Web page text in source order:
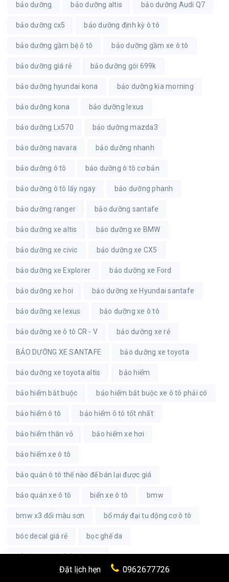
bảo dưỡng bảo dưỡng altis bảo dưỡng Audi Q7
bảo dưỡng cx5 bảo dưỡng định kỳ ô tô
bảo dưỡng gầm bệ ô tô bảo dưỡng gầm xe ô tô
bảo dưỡng giá rẻ bảo dưỡng gói 699k
bảo dưỡng hyundai kona bảo dưỡng kia morning
bảo dưỡng kona bảo dưỡng lexus
bảo dưỡng Lx570 bảo dưỡng mazda3
bảo dưỡng navara bảo dưỡng nhanh
bảo dưỡng ô tô bảo dưỡng ô tô cơ bản
bảo dưỡng ô tô lấy ngay bảo dưỡng phanh
bảo dưỡng ranger bảo dưỡng santafe
bảo dưỡng xe altis bảo dưỡng xe BMW
bảo dưỡng xe civic bảo dưỡng xe CX5
bảo dưỡng xe Explorer bảo dưỡng xe Ford
bảo dưỡng xe hoi bảo dưỡng xe Hyundai santafe
bảo dưỡng xe lexus bảo dưỡng xe ô tô
bảo dưỡng xe ô tô CR - V bảo dưỡng xe rẻ
BẢO DƯỠNG XE SANTAFE bảo dưỡng xe toyota
bảo dưỡng xe toyota altis bảo hiểm
bảo hiểm bắt buộc bảo hiểm bắt buộc xe ô tô phải có
bảo hiểm ô tô bảo hiểm ô tô tốt nhất
bảo hiểm thân vỏ bảo hiểm xe hơi
bảo hiểm xe ô tô
bảo quản ô tô thế nào để bán lại được giá
bảo quản xe ô tô biển xe ô tô bmw
bmw x3 đổi màu sơn bổ máy đại tu động cơ ô tô
bóc decal giá rẻ bọc ghế da
các hạng mục bảo dưỡng
Đặt lịch hẹn 0962677726